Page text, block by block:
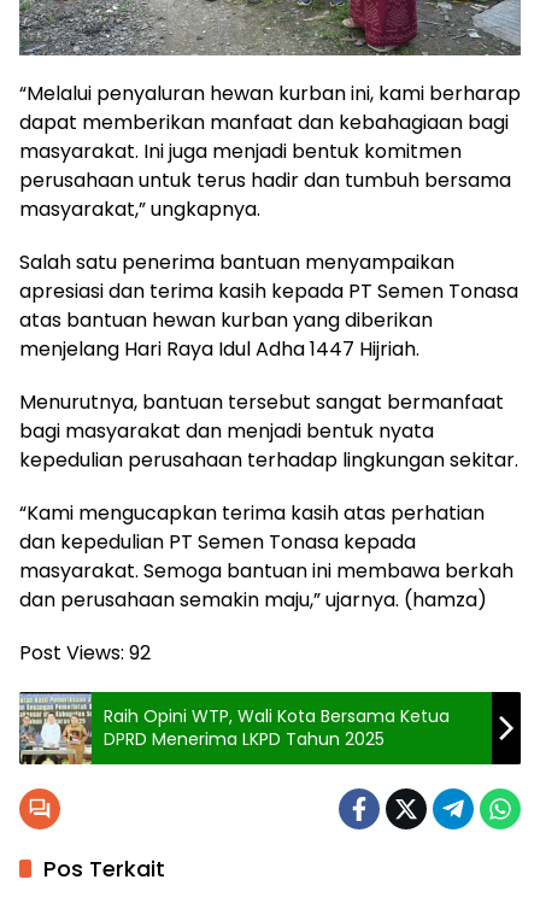
“Melalui penyaluran hewan kurban ini, kami berharap
dapat memberikan manfaat dan kebahagiaan bagi
masyarakat. Ini juga menjadi bentuk komitmen
perusahaan untuk terus hadir dan tumbuh bersama
masyarakat,” ungkapnya.
Salah satu penerima bantuan menyampaikan
apresiasi dan terima kasih kepada PT Semen Tonasa
atas bantuan hewan kurban yang diberikan
menjelang Hari Raya Idul Adha 1447 Hijriah.
Menurutnya, bantuan tersebut sangat bermanfaat
bagi masyarakat dan menjadi bentuk nyata
kepedulian perusahaan terhadap lingkungan sekitar.
“Kami mengucapkan terima kasih atas perhatian
dan kepedulian PT Semen Tonasa kepada
masyarakat. Semoga bantuan ini membawa berkah
dan perusahaan semakin maju,” ujarnya. (hamza)
Post Views: 92
Raih Opini WTP, Wali Kota Bersama Ketua
DPRD Menerima LKPD Tahun 2025
Pos Terkait